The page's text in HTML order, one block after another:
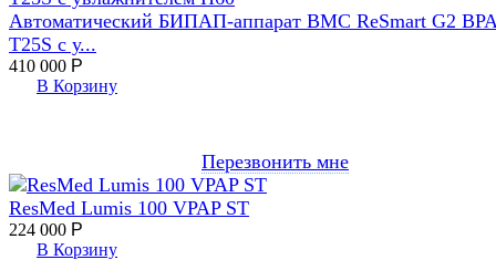
Автоматический БИПАП-аппарат BMC ReSmart G2
T25S с у...
410 000 Р
В Корзину
Перезвонить мне
ResMed Lumis 100 VPAP ST
224 000 Р
В Корзину